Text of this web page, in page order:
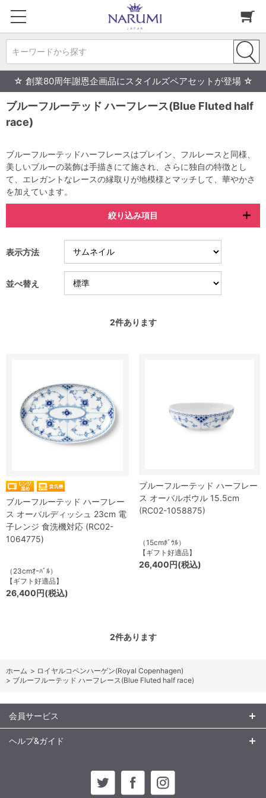
キーワードから探す
☆ 創業80周年謝恩企画品にスタイルズペアセットが登場 ☆
ブルーフルーテッド ハーフレース(Blue Fluted half
race)
ブルーフルーテッドハーフレースはプレイン、フルレースと同様、
美しいブルーの装飾は手描きにて施され、さらに独自の特徴とし
て、エレガントなレースの縁取りが地模様とマッチして、華やかさ
を加えています。
絞り込み項目
表示方法
並べ替え
2件あります
ブルーフルーテッド ハーフレー
ス オーバルディッシュ 23cm 電
子レンジ 食洗機対応 (RC02-
1064775)
（23cmｵｰﾊﾞﾙ）
【ギフト好適品】
26,400円(税込)
ブルーフルーテッド ハーフレー
ス オーバルボウル 15.5cm
(RC02-1058875)
（15cmﾎﾞｳﾙ）
【ギフト好適品】
26,400円(税込)
2件あります
ホーム > ロイヤルコペンハーゲン(Royal Copenhagen)
> ブルーフルーテッド ハーフレース(Blue Fluted half race)
会員サービス
ヘルプ&ガイド